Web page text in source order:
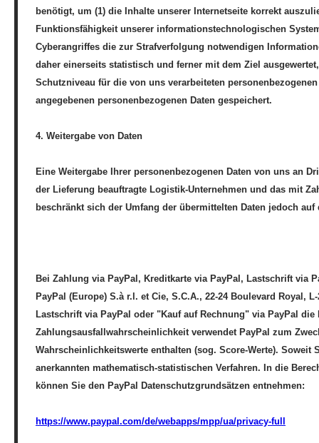
benötigt, um (1) die Inhalte unserer Internetseite korrekt
Funktionsfähigkeit unserer informationstechnologischen
Cyberangriffes die zur Strafverfolgung notwendigen
daher einerseits statistisch und ferner mit dem Ziel
Schutzniveau für die von uns verarbeiteten
angegebenen personenbezogenen Daten gespeichert.
4. Weitergabe von Daten
Eine Weitergabe Ihrer personenbezogenen Daten von uns an
der Lieferung beauftragte Logistik-Unternehmen und das mit
beschränkt sich der Umfang der übermittelten Daten jedoch
Bei Zahlung via PayPal, Kreditkarte via PayPal, Lastschrift via
PayPal (Europe) S.à r.l. et Cie, S.C.A., 22-24 Boulevard
Lastschrift via PayPal oder "Kauf auf Rechnung" via PayPal
Zahlungsausfallwahrscheinlichkeit verwendet PayPal zum
Wahrscheinlichkeitswerte enthalten (sog. Score-Werte).
anerkannten mathematisch-statistischen Verfahren. In die
können Sie den PayPal Datenschutzgrundsätzen entnehmen:
https://www.paypal.com/de/webapps/mpp/ua/privacy-full